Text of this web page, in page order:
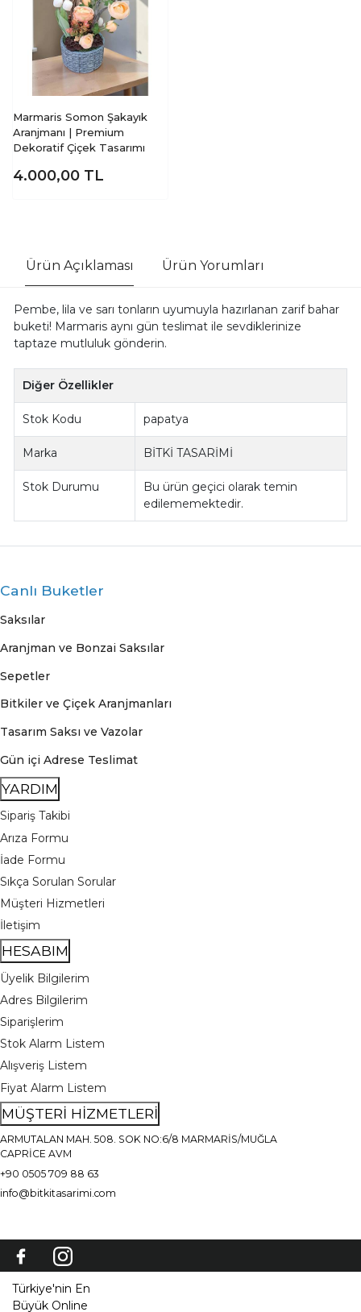
Marmaris Somon Şakayık
Aranjmanı | Premium
Dekoratif Çiçek Tasarımı
4.000,00 TL
Ürün Açıklaması Ürün Yorumları
Pembe, lila ve sarı tonların uyumuyla hazırlanan zarif bahar
buketi! Marmaris aynı gün teslimat ile sevdiklerinize
taptaze mutluluk gönderin.
Diğer Özellikler
Stok Kodu papatya
Marka BİTKİ TASARİMİ
Stok Durumu
Bu ürün geçici olarak temin
edilememektedir.
Canlı Buketler
Saksılar
Aranjman ve Bonzai Saksılar
Sepetler
Bitkiler ve Çiçek Aranjmanları
Tasarım Saksı ve Vazolar
Gün içi Adrese Teslimat
YARDIM
Sipariş Takibi
Arıza Formu
İade Formu
Sıkça Sorulan Sorular
Müşteri Hizmetleri
İletişim
HESABIM
Üyelik Bilgilerim
Adres Bilgilerim
Siparişlerim
Stok Alarm Listem
Alışveriş Listem
Fiyat Alarm Listem
MÜŞTERİ HİZMETLERİ
ARMUTALAN MAH. 508. SOK NO:6/8 MARMARİS/MUĞLA
CAPRİCE AVM
+90 0505 709 88 63
info@bitkitasarimi.com
Türkiye'nin En
Büyük Online